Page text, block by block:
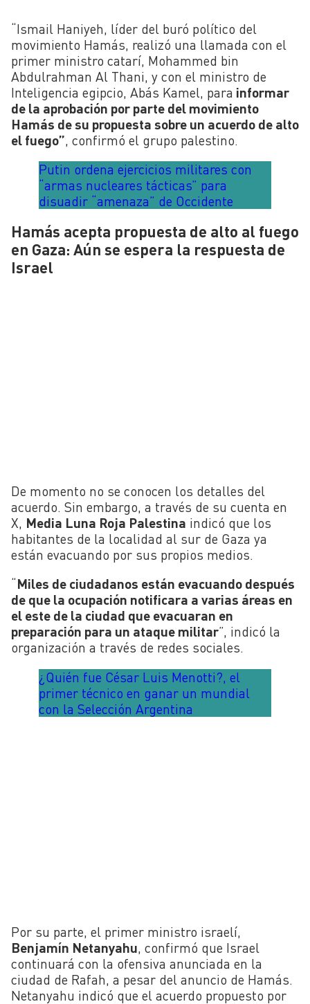
“Ismail Haniyeh, líder del buró político del
movimiento Hamás, realizó una llamada con el
primer ministro catarí, Mohammed bin
Abdulrahman Al Thani, y con el ministro de
Inteligencia egipcio, Abás Kamel, para informar
de la aprobación por parte del movimiento
Hamás de su propuesta sobre un acuerdo de alto
el fuego”, confirmó el grupo palestino.
Putin ordena ejercicios militares con
“armas nucleares tácticas” para
disuadir “amenaza” de Occidente
Hamás acepta propuesta de alto al fuego
en Gaza: Aún se espera la respuesta de
Israel
De momento no se conocen los detalles del
acuerdo. Sin embargo, a través de su cuenta en
X, Media Luna Roja Palestina indicó que los
habitantes de la localidad al sur de Gaza ya
están evacuando por sus propios medios.
“Miles de ciudadanos están evacuando después
de que la ocupación notificara a varias áreas en
el este de la ciudad que evacuaran en
preparación para un ataque militar”, indicó la
organización a través de redes sociales.
¿Quién fue César Luis Menotti?, el
primer técnico en ganar un mundial
con la Selección Argentina
Por su parte, el primer ministro israelí,
Benjamín Netanyahu, confirmó que Israel
continuará con la ofensiva anunciada en la
ciudad de Rafah, a pesar del anuncio de Hamás.
Netanyahu indicó que el acuerdo propuesto por